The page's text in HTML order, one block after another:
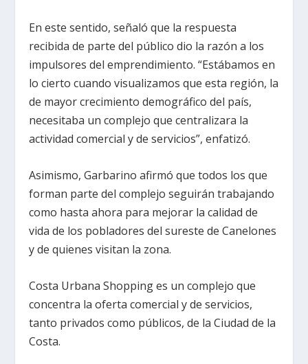
En este sentido, señaló que la respuesta
recibida de parte del público dio la razón a los
impulsores del emprendimiento. “Estábamos en
lo cierto cuando visualizamos que esta región, la
de mayor crecimiento demográfico del país,
necesitaba un complejo que centralizara la
actividad comercial y de servicios”, enfatizó.
Asimismo, Garbarino afirmó que todos los que
forman parte del complejo seguirán trabajando
como hasta ahora para mejorar la calidad de
vida de los pobladores del sureste de Canelones
y de quienes visitan la zona.
Costa Urbana Shopping es un complejo que
concentra la oferta comercial y de servicios,
tanto privados como públicos, de la Ciudad de la
Costa.